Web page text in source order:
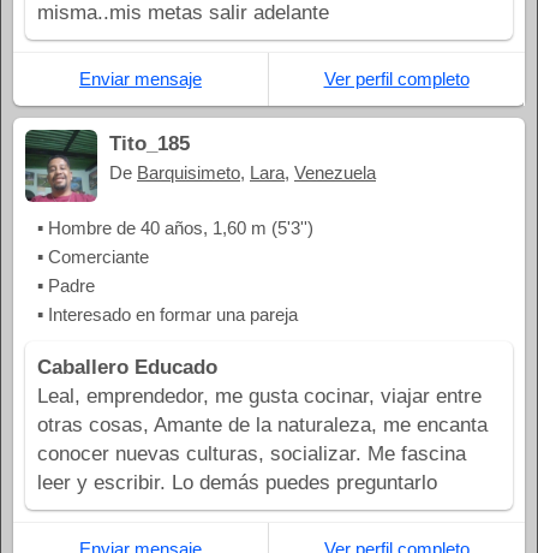
misma..mis metas salir adelante
Enviar mensaje Ver perfil completo
Tito_185
De Barquisimeto, Lara, Venezuela
▪ Hombre de 40 años, 1,60 m (5'3'')
▪ Comerciante
▪ Padre
▪ Interesado en formar una pareja
Caballero Educado
Leal, emprendedor, me gusta cocinar, viajar entre
otras cosas, Amante de la naturaleza, me encanta
conocer nuevas culturas, socializar. Me fascina
leer y escribir. Lo demás puedes preguntarlo